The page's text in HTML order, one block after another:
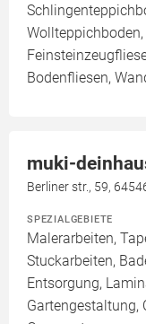
Bodenfliesen,
muki-
Berliner str., 59,
SPEZIALGEBIETE
Malerarbeiten,
Stuckarbeiten,
Entsorgung,
Gartengestaltung,